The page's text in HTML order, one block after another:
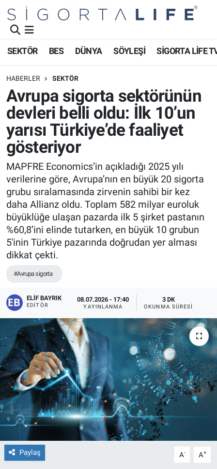
SEKTÖR BES DÜNYA SÖYLEŞİ SİGORTA LİFE
HABERLER SEKTÖR
Avrupa sigorta sektörünün
devleri belli oldu: İlk 10’un
yarısı Türkiye’de faaliyet
gösteriyor
MAPFRE Economics’in açıkladığı 2025 yılı
verilerine göre, Avrupa’nın en büyük 20 sigorta
grubu sıralamasında zirvenin sahibi bir kez
daha Allianz oldu. Toplam 582 milyar euroluk
büyüklüğe ulaşan pazarda ilk 5 şirket pastanın
%60,8’ini elinde tutarken, en büyük 10 grubun
5'inin Türkiye pazarında doğrudan yer alması
dikkat çekti.
#Avrupa sigorta
ELIF BAYRIK
EDITÖR
08.07.2026 - 17:40
YAYINLANMA
3 DK
OKUNMA SÜRESI
Paylaş A- A+
Namaz Vakitleri
Trafik Durumu
Süper Lig Puan Durumu ve Fikstür
Tüm Manşetler
Son Dakika Haberleri
Haber Arşivi